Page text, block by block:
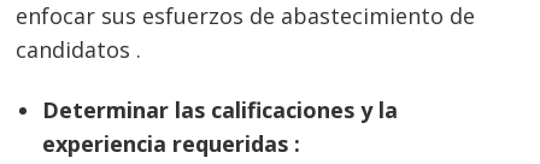
enfocar sus esfuerzos de abastecimiento de
candidatos .
Determinar las calificaciones y la
experiencia requeridas :